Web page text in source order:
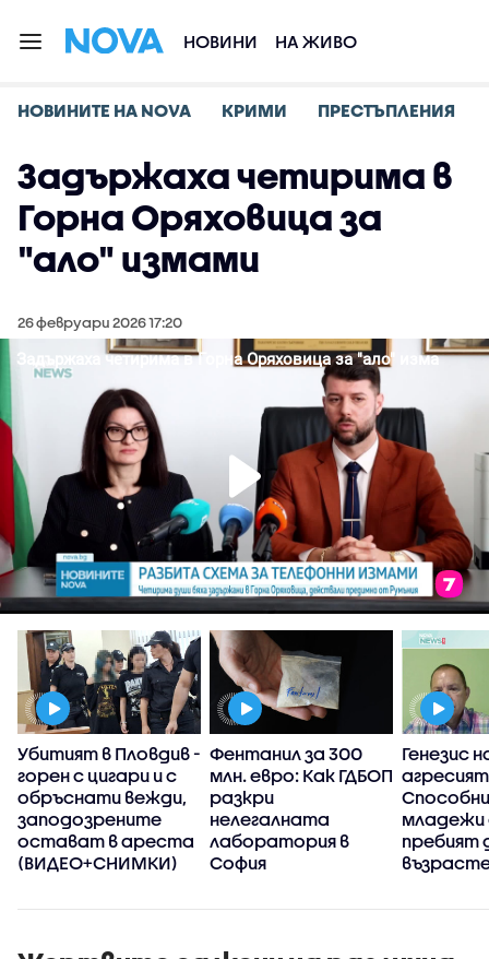
НОВИНИ НА ЖИВО
НОВИНИТЕ НА NOVA КРИМИ ПРЕСТЪПЛЕНИЯ
Задържаха четирима в
Горна Оряховица за
"ало" измами
26 февруари 2026 17:20
Убитият в Пловдив -
горен с цигари и с
обръснати вежди,
заподозрените
остават в ареста
(ВИДЕО+СНИМКИ)
Фентанил за 300
млн. евро: Как ГДБОП
разкри
нелегалната
лаборатория в
София
Генезис
младежи
пребият